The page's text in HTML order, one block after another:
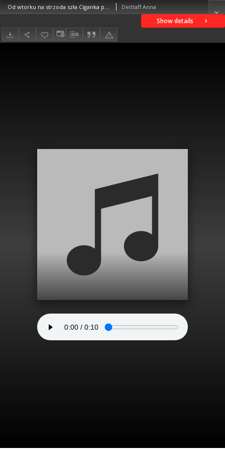
Show details
Od wtorku na strzoda szła Ciganka po wode Dettlaff Anna